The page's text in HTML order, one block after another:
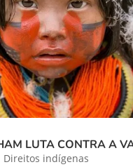
LUTA CONTRA A
Direitos indígenas